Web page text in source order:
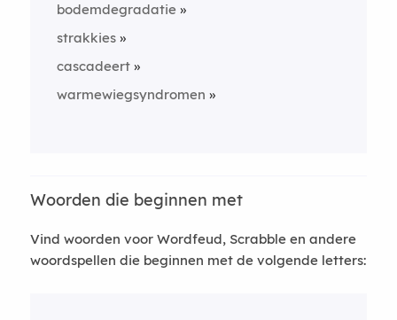
bodemdegradatie
strakkies
cascadeert
warmewiegsyndromen
Woorden die beginnen met
Vind woorden voor Wordfeud, Scrabble en andere
woordspellen die beginnen met de volgende letters: